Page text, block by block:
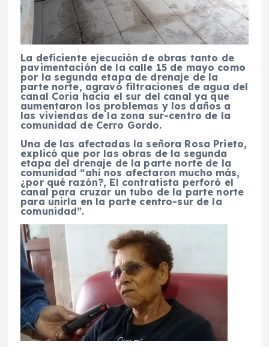
La deficiente ejecución de obras tanto de
pavimentación de la calle 15 de mayo como
por la segunda etapa de drenaje de la
parte norte, agravó filtraciones de agua del
canal Coria hacia el sur del canal ya que
aumentaron los problemas y los daños a
las viviendas de la zona sur-centro de la
comunidad de Cerro Gordo.
Una de las afectadas la señora Rosa Prieto,
explicó que por las obras de la segunda
etapa del drenaje de la parte norte de la
comunidad “ahí nos afectaron mucho más,
¿por qué razón?, El contratista perforó el
canal para cruzar un tubo de la parte norte
para unirla en la parte centro-sur de la
comunidad”.